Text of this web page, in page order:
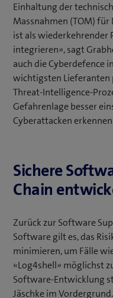
Einhaltung der
Massnahmen (TOM)
ist als wiederkehrender
integrieren», sagt
auch die Cyberdefence
wichtigsten Lieferanten
Threat-Intelligence-
Gefahrenlage besser
Cyberattacken
Sichere
Chain
Zurück zur Software
Software gilt es, das
minimieren, um Fälle
«Log4shell» möglichst
Software-Entwicklung
Jäschke im